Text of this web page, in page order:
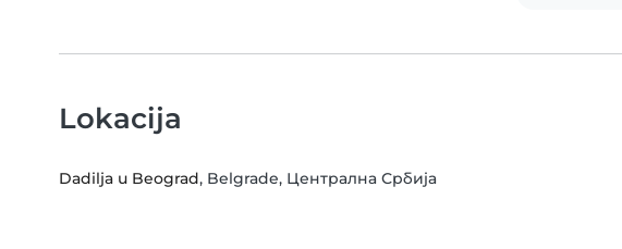
Lokacija
Dadilja u Beograd, Belgrade, Централна Србија